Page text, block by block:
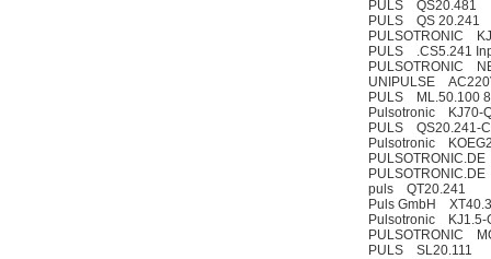
PULS QS20.481
PULS QS 20.241
PULSOTRONIC
PULS .CS5.241
PULSOTRONIC
UNIPULSE
PULS ML.50.100
Pulsotronic KJ70-
PULS QS20.241-
Pulsotronic
puls QT20.241
Puls GmbH
Pulsotronic KJ1.5-
PULSOTRONIC
PULS SL20.111